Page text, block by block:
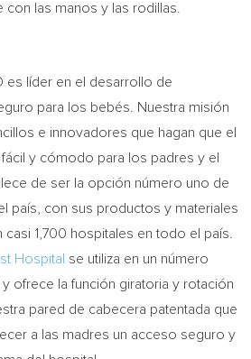
las manos y las rodillas.
es líder en el desarrollo de
para los bebés. Nuestra misión
e innovadores que hagan que el
y cómodo para los padres y el
de ser la opción número uno de
país, con sus productos y materiales
1,700 hospitales en todo el país.
Hospital se utiliza en un número
ofrece la función giratoria y rotación
pared de cabecera patentada que
a las madres un acceso seguro y